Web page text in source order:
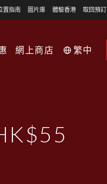
置指南 圖片庫 體驗香港 取回預訂
網上商店 繁中